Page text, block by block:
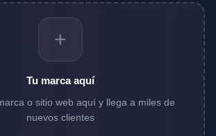
+
Tu marca aquí
o sitio web aquí y llega a miles de
nuevos clientes